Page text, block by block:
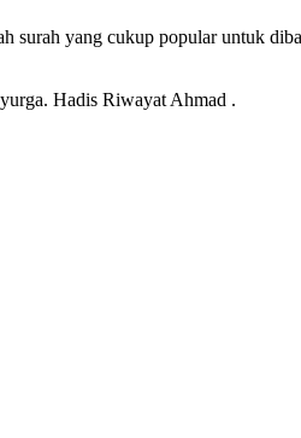
surah yang cukup popular untuk
Hadis Riwayat Ahmad .